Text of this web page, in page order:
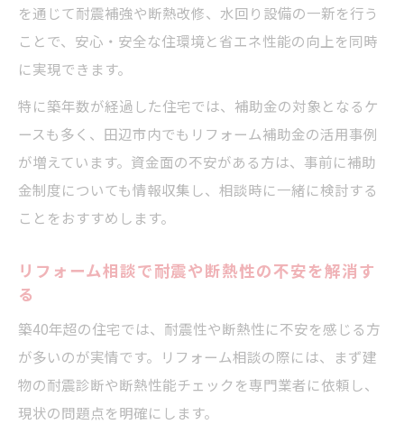
制とは
リフォーム会社の保証やアフターサービス
の重要性
補助金を活かしたリフォーム計画の立て方
リフォーム相談で資金計画と補助制度を両
立させる
夢を叶えるためのリフォーム相談活用術と
は
を通じて耐震補強や断熱改修、水回り設備の一新を行う
ことで、安心・安全な住環境と省エネ性能の向上を同時
に実現できます。
特に築年数が経過した住宅では、補助金の対象となるケ
ースも多く、田辺市内でもリフォーム補助金の活用事例
が増えています。資金面の不安がある方は、事前に補助
金制度についても情報収集し、相談時に一緒に検討する
ことをおすすめします。
リフォーム相談で耐震や断熱性の不安を解消す
る
築40年超の住宅では、耐震性や断熱性に不安を感じる方
が多いのが実情です。リフォーム相談の際には、まず建
物の耐震診断や断熱性能チェックを専門業者に依頼し、
現状の問題点を明確にします。